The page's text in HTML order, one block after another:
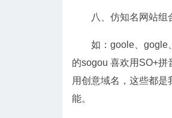
八、仿知名网站组
如：goole、gogle、
的sogou 喜欢用SO+
用创意域名，这些都
能。